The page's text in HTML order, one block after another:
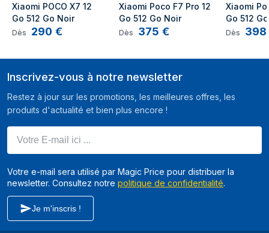
Type de caméra
avant
Caméra unique
arrière
Résolution de la
seconde caméra
8 MP
Numéro
d'ouverture de la
caméra arrière
1,59
Taille de pixel de la
Xiaomi POCO X7 12
Go 512 Go Noir
Dès 290 €
Xiaomi Poco F7 Pro 12
Go 512 Go Noir
Dès 375 €
Xiaomi
Go 512
Dès 398
Inscrivez-vous à notre newsletter
Restez à jour sur les promotions, les meilleures offres, les
produits d'actualité et bien plus encore !
Votre e-mail sera utilisé par Magic Price pour distribuer la
newsletter. Consultez notre politique de confidentialité.
Je m'inscris !